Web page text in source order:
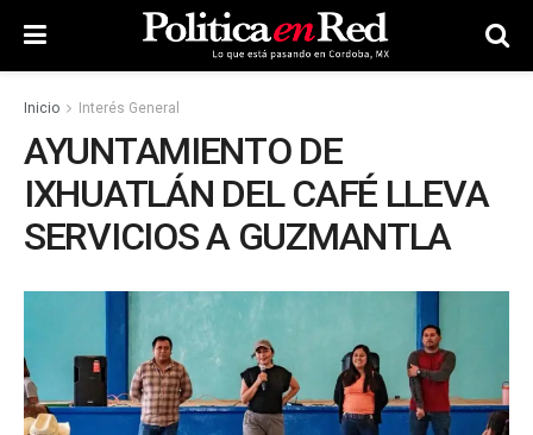
Inicio Interés General
AYUNTAMIENTO DE
IXHUATLÁN DEL CAFÉ LLEVA
SERVICIOS A GUZMANTLA